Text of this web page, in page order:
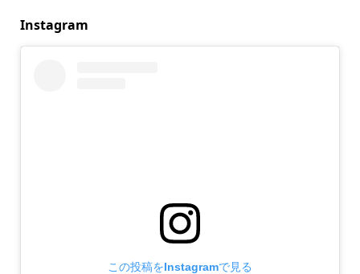
Instagram
この投稿をInstagramで見る